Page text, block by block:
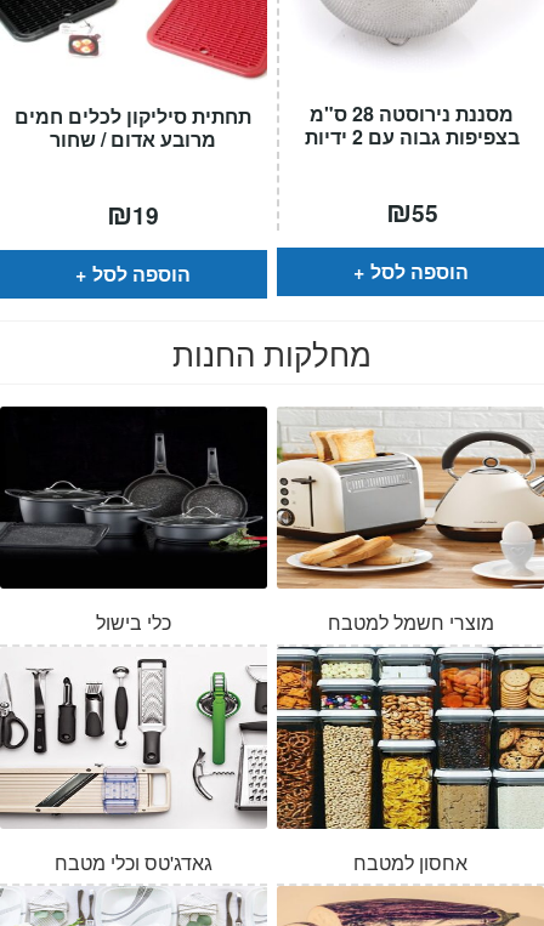
תחתית סיליקון לכלים חמים
מרובע אדום / שחור
₪19
הוספה לסל
מסננת נירוסטה 28 ס"מ
בצפיפות גבוה עם 2 ידיות
₪55
הוספה לסל
מחלקות החנות
כלי בישול מוצרי חשמל למטבח
גאדג'טס וכלי מטבח אחסון למטבח